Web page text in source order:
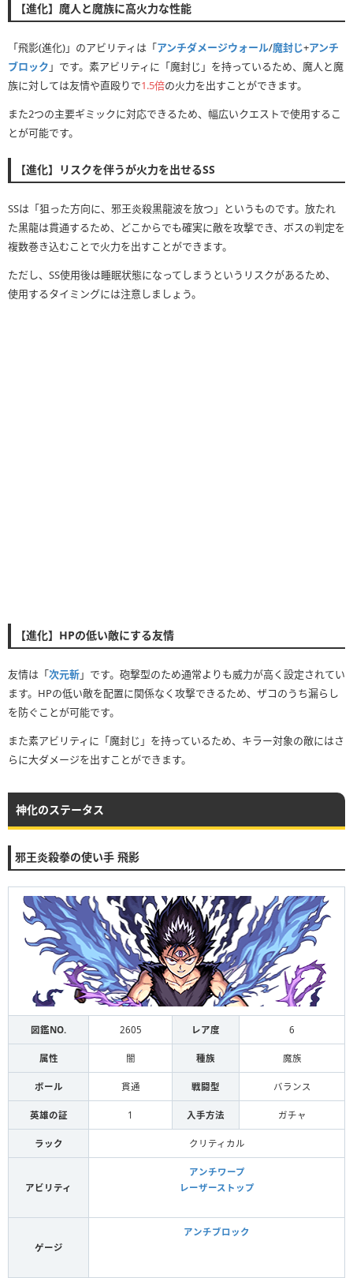
【進化】魔人と魔族に高火力な性能
「飛影(進化)」のアビリティは「アンチダメージウォール/魔封じ+アンチ
ブロック 」です。素アビリティに「魔封じ」を持っているため、魔人と魔
族に対しては友情や直殴りで1.5倍の火力を出すことができます。
また2つの主要ギミックに対応できるため、幅広いクエストで使用するこ
とが可能です。
【進化】リスクを伴うが火力を出せるSS
SSは「狙った方向に、邪王炎殺黒龍波を放つ」というものです。放たれ
た黒龍は貫通するため、どこからでも確実に敵を攻撃でき、ボスの判定を
複数巻き込むことで火力を出すことができます。
ただし、SS使用後は睡眠状態になってしまうというリスクがあるため、
使用するタイミングには注意しましょう。
【進化】HPの低い敵にする友情
友情は「次元斬」です。砲撃型のため通常よりも威力が高く設定されてい
ます。HPの低い敵を配置に関係なく攻撃できるため、ザコのうち漏らし
を防ぐことが可能です。
また素アビリティに「魔封じ」を持っているため、キラー対象の敵にはさ
らに大ダメージを出すことができます。
神化のステータス
邪王炎殺拳の使い手 飛影
図鑑NO. 2605 レア度 6
属性 闇 種族 魔族
ボール 貫通 戦闘型 バランス
英雄の証 1 入手方法 ガチャ
ラック クリティカル
アビリティ
アンチワープ
レーザーストップ
ゲージ
アンチブロック